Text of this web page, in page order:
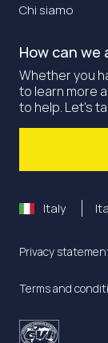
Chi siamo
How can we
Whether you
to learn more
to help. Let's
Italy
Privacy
Terms and